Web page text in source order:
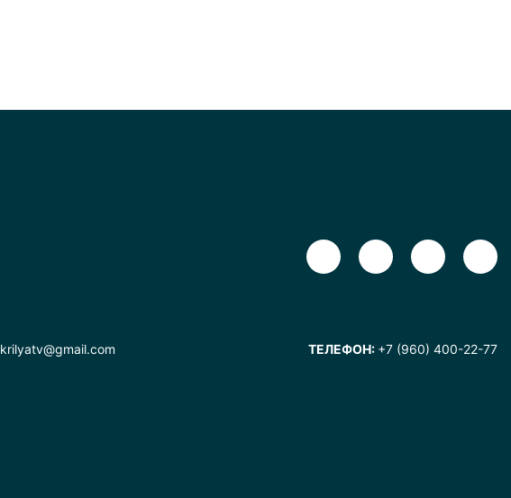
krilyatv@gmail.com ТЕЛЕФОН: +7 (960) 400-22-77